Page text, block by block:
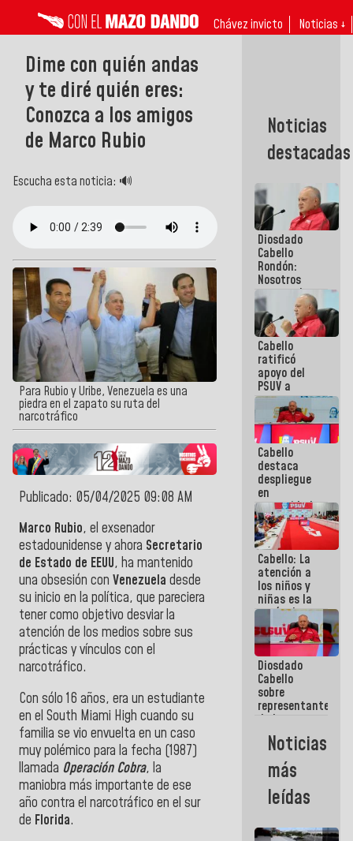
Chávez invicto Noticias ↓
Dime con quién andas
y te diré quién eres:
Conozca a los amigos
de Marco Rubio
Escucha esta noticia: 🔊
Para Rubio y Uribe, Venezuela es una
piedra en el zapato su ruta del
narcotráfico
Publicado: 05/04/2025 09:08 AM
Marco Rubio, el exsenador
estadounidense y ahora Secretario
de Estado de EEUU, ha mantenido
una obsesión con Venezuela desde
su inicio en la política, que pareciera
tener como objetivo desviar la
atención de los medios sobre sus
prácticas y vínculos con el
narcotráfico.
Con sólo 16 años, era un estudiante
en el South Miami High cuando su
familia se vio envuelta en un caso
muy polémico para la fecha (1987)
llamada Operación Cobra, la
maniobra más importante de ese
año contra el narcotráfico en el sur
de Florida.
Noticias
destacadas
Diosdado
Cabello
Rondón:
Nosotros
vamos al
diálogo con
el
compromiso
de cumplir
nuestra
palabra
Cabello
ratificó
apoyo del
PSUV a
representantes
del Gobierno
para el
diálogo: ¡Un
extraordinario
equipo
político!
Cabello
destaca
despliegue
en
comunidades
ante
contingencia
eléctrica:
¡Esta
batalla
también la
vamos a
ganar!
Cabello: La
atención a
los niños y
niñas es la
razón de ser
del Gobierno
Nacional
Diosdado
Cabello
sobre
representantes
de la
Revolución
en la mesa
de Diálogo:
Son voceros
de altísimo
nivel moral
Noticias
más
leídas